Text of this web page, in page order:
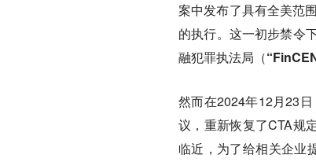
案中发布了具有全美范
的执行。这一初步禁令
融犯罪执法局（
然而在2024年12月23
议，重新恢复了CTA规
临近，为了给相关企业